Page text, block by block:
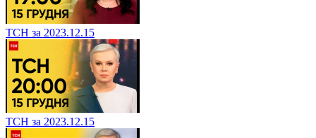
ТСН за 2023.12.15
ТСН за 2023.12.15